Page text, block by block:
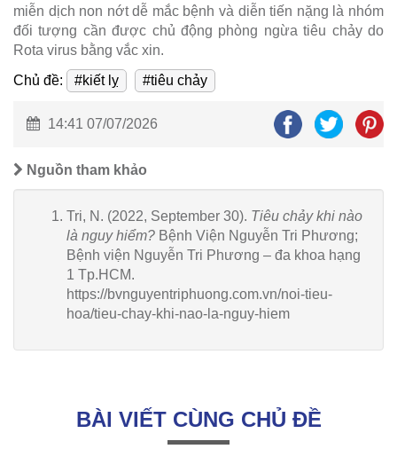
miễn dịch non nớt dễ mắc bệnh và diễn tiến nặng là nhóm
đối tượng cần được chủ động phòng ngừa tiêu chảy do
Rota virus bằng vắc xin.
Chủ đề:
#kiết lỵ #tiêu chảy
14:41 07/07/2026
Nguồn tham khảo
Tri, N. (2022, September 30). Tiêu chảy khi nào
là nguy hiểm? Bệnh Viện Nguyễn Tri Phương;
Bệnh viện Nguyễn Tri Phương – đa khoa hạng
1 Tp.HCM.
https://bvnguyentriphuong.com.vn/noi-tieu-
hoa/tieu-chay-khi-nao-la-nguy-hiem
BÀI VIẾT CÙNG CHỦ ĐỀ